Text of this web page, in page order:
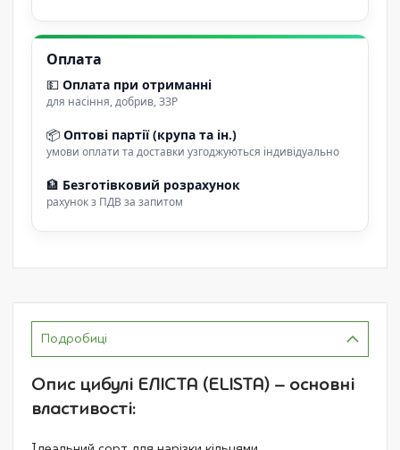
Оплата
💵 Оплата при отриманні
для насіння, добрив, ЗЗР
📦 Оптові партії (крупа та ін.)
умови оплати та доставки узгоджуються індивідуально
🏦 Безготівковий розрахунок
рахунок з ПДВ за запитом
Подробиці
Опис цибулі ЕЛІСТА (ELISTA) – основні
властивості: